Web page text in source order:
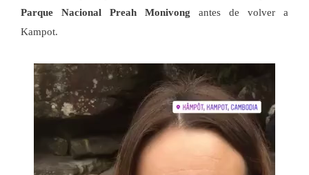
Parque Nacional Preah Monivong antes de volver a
Kampot.
Reproductor
de
vídeo